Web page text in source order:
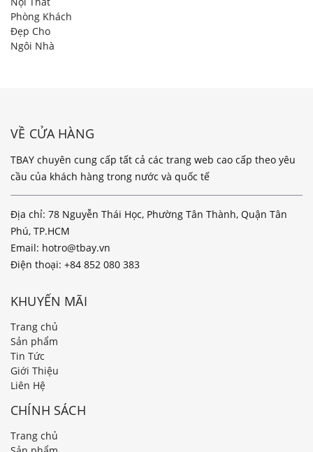
VỀ CỬA HÀNG
TBAY chuyên cung cấp tất cả các trang web cao cấp theo yêu
cầu của khách hàng trong nước và quốc tế
Địa chỉ: 78 Nguyễn Thái Học, Phường Tân Thành, Quận Tân
Phú, TP.HCM
Email: hotro@tbay.vn
Điện thoại: +84 852 080 383
KHUYẾN MÃI
Trang chủ
Sản phẩm
Tin Tức
Giới Thiệu
Liên Hệ
CHÍNH SÁCH
Trang chủ